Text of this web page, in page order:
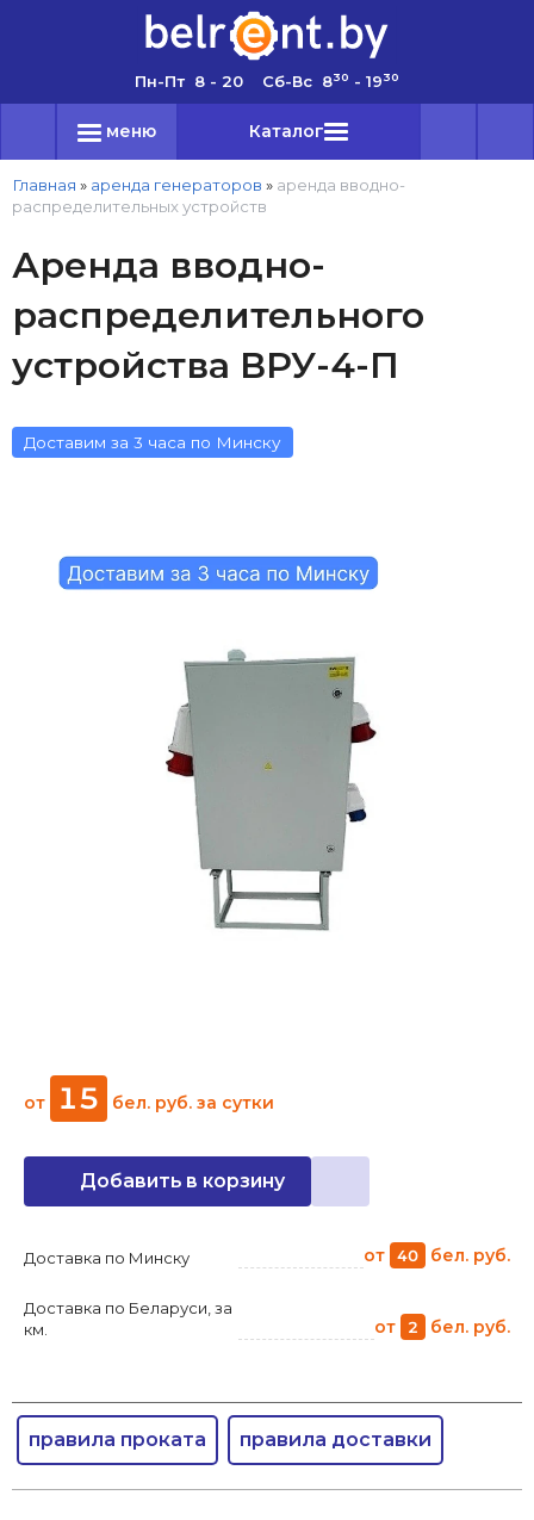
Пн-Пт 8 - 20 Сб-Вс 830 - 1930
меню Каталог
Главная » аренда генераторов » аренда вводно-
распределительных устройств
Аренда вводно-
распределительного
устройства ВРУ-4-П
Доставим за 3 часа по Минску
от 15 бел. руб. за сутки
Добавить в корзину
Доставка по Минску от 40 бел. руб.
Доставка по Беларуси, за
км.
от 2 бел. руб.
правила проката правила доставки